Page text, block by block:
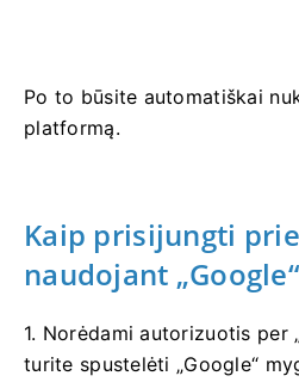
Po to būsite automatiškai
platformą.
Kaip prisijungti
naudojant
1. Norėdami autorizuotis per
turite spustelėti „Google“